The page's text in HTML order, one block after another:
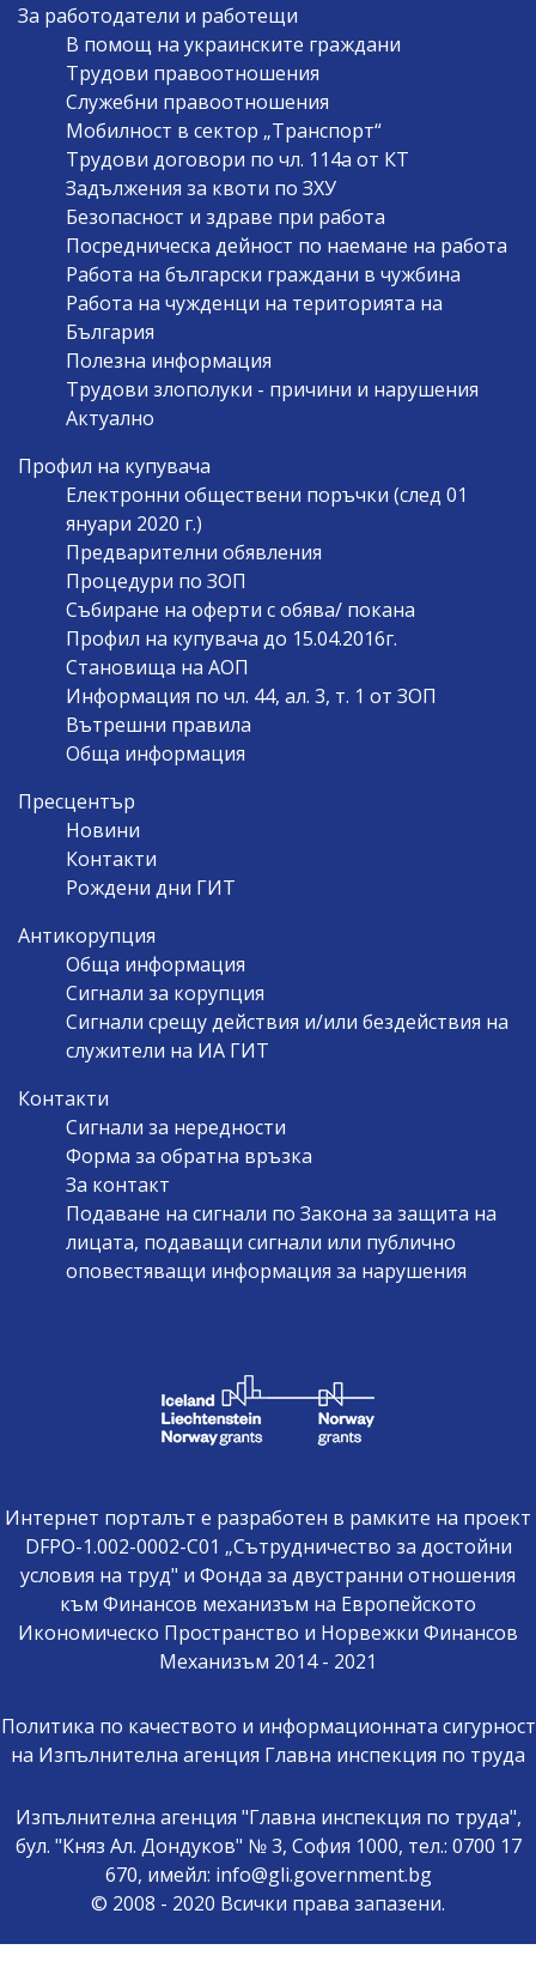
За работодатели и работещи
В помощ на украинските граждани
Трудови правоотношения
Служебни правоотношения
Мобилност в сектор „Транспорт“
Трудови договори по чл. 114а от КТ
Задължения за квоти по ЗХУ
Безопасност и здраве при работа
Посредническа дейност по наемане на работа
Работа на български граждани в чужбина
Работа на чужденци на територията на
България
Полезна информация
Трудови злополуки - причини и нарушения
Актуално
Профил на купувача
Електронни обществени поръчки (след 01
януари 2020 г.)
Предварителни обявления
Процедури по ЗОП
Събиране на оферти с обява/ покана
Профил на купувача до 15.04.2016г.
Становища на АОП
Информация по чл. 44, ал. 3, т. 1 от ЗОП
Вътрешни правила
Обща информация
Пресцентър
Новини
Контакти
Рождени дни ГИТ
Антикорупция
Обща информация
Сигнали за корупция
Сигнали срещу действия и/или бездействия на
служители на ИА ГИТ
Контакти
Сигнали за нередности
Форма за обратна връзка
За контакт
Подаване на сигнали по Закона за защита на
лицата, подаващи сигнали или публично
оповестяващи информация за нарушения
Интернет порталът е разработен в рамките на проект
DFPO-1.002-0002-C01 „Сътрудничество за достойни
условия на труд" и Фонда за двустранни отношения
към Финансов механизъм на Европейското
Икономическо Пространство и Норвежки Финансов
Механизъм 2014 - 2021
Политика по качеството и информационната сигурност
на Изпълнителна агенция Главна инспекция по труда
Изпълнителна агенция "Главна инспекция по труда",
бул. "Княз Ал. Дондуков" № 3, София 1000, тел.: 0700 17
670, имейл: info@gli.government.bg
© 2008 - 2020 Всички права запазени.